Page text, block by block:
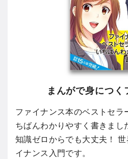
まんがで身につく
ファイナンス本のベストセラ
ちばんわかりやすく書きまし
知識ゼロからでも大丈夫！
イナンス入門です。